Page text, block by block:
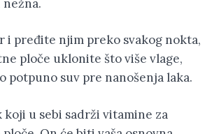
i pređite njim preko svakog nokta,
ploče uklonite što više vlage,
potpuno suv pre nanošenja laka.
koji u sebi sadrži vitamine za